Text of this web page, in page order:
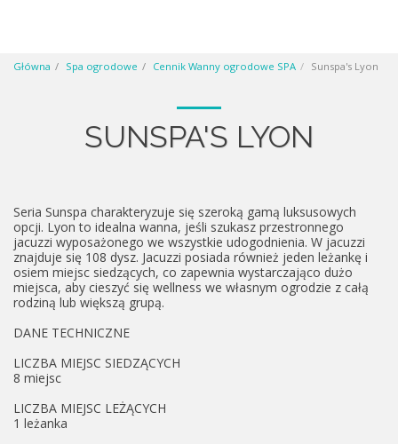
Główna Spa ogrodowe Cennik Wanny ogrodowe SPA Sunspa's Lyon
SUNSPA'S LYON
Seria Sunspa charakteryzuje się szeroką gamą luksusowych
opcji. Lyon to idealna wanna, jeśli szukasz przestronnego
jacuzzi wyposażonego we wszystkie udogodnienia. W jacuzzi
znajduje się 108 dysz. Jacuzzi posiada również jeden leżankę i
osiem miejsc siedzących, co zapewnia wystarczająco dużo
miejsca, aby cieszyć się wellness we własnym ogrodzie z całą
rodziną lub większą grupą.
DANE TECHNICZNE
LICZBA MIEJSC SIEDZĄCYCH
8 miejsc
LICZBA MIEJSC LEŻĄCYCH
1 leżanka